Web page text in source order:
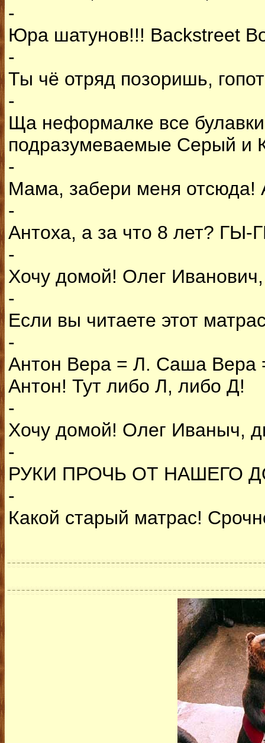
-
Юра шатунов!!! Backstreet
-
Ты чё отряд позоришь,
-
Ща неформалке все
подразумеваемые Серый и
-
Мама, забери меня отсюда!
-
Антоха, а за что 8 лет?
-
Хочу домой! Олег
-
Если вы читаете этот
-
Антон Вера = Л. Саша Вера
Антон! Тут либо Л, либо Д!
-
Хочу домой! Олег Иваныч,
-
РУКИ ПРОЧЬ ОТ НАШЕГО
-
Какой старый матрас!